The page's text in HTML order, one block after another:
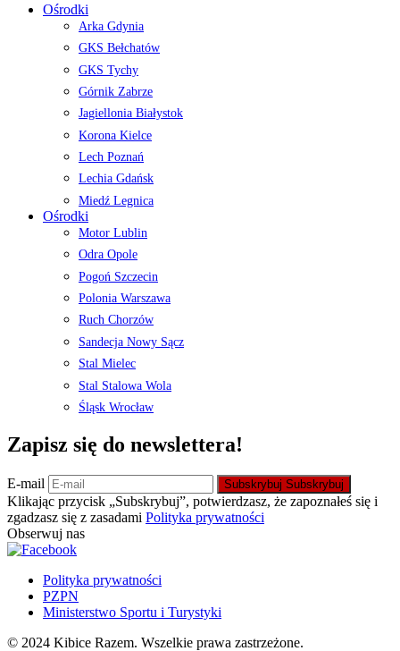
Ośrodki
Arka Gdynia
GKS Bełchatów
GKS Tychy
Górnik Zabrze
Jagiellonia Białystok
Korona Kielce
Lech Poznań
Lechia Gdańsk
Miedź Legnica
Ośrodki
Motor Lublin
Odra Opole
Pogoń Szczecin
Polonia Warszawa
Ruch Chorzów
Sandecja Nowy Sącz
Stal Mielec
Stal Stalowa Wola
Śląsk Wrocław
Zapisz się do newslettera!
E-mail Subskrybuj Subskrybuj
Klikając przycisk „Subskrybuj”, potwierdzasz, że zapoznałeś się i
zgadzasz się z zasadami Polityka prywatności
Obserwuj nas
Polityka prywatności
PZPN
Ministerstwo Sportu i Turystyki
© 2024 Kibice Razem. Wszelkie prawa zastrzeżone.